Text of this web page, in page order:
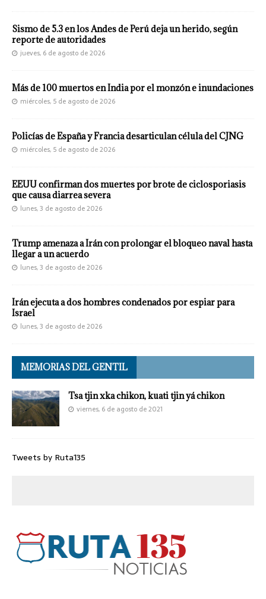
Sismo de 5.3 en los Andes de Perú deja un herido, según
reporte de autoridades
jueves, 6 de agosto de 2026
Más de 100 muertos en India por el monzón e inundaciones
miércoles, 5 de agosto de 2026
Policías de España y Francia desarticulan célula del CJNG
miércoles, 5 de agosto de 2026
EEUU confirman dos muertes por brote de ciclosporiasis
que causa diarrea severa
lunes, 3 de agosto de 2026
Trump amenaza a Irán con prolongar el bloqueo naval hasta
llegar a un acuerdo
lunes, 3 de agosto de 2026
Irán ejecuta a dos hombres condenados por espiar para
Israel
lunes, 3 de agosto de 2026
MEMORIAS DEL GENTIL
Tsa tjin xka chikon, kuati tjin yá chikon
viernes, 6 de agosto de 2021
Tweets by Ruta135